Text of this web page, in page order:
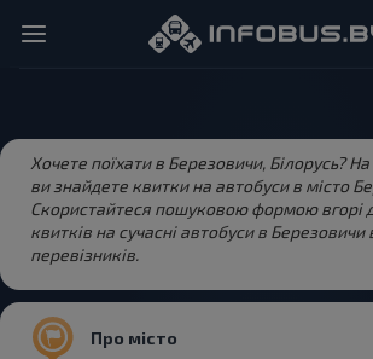
Хочете поїхати в Березовичи, Білорусь? На
ви знайдете квитки на автобуси в місто
Скористайтеся пошуковою формою вгорі
квитків на сучасні автобуси в Березовичи
перевізників.
Про місто